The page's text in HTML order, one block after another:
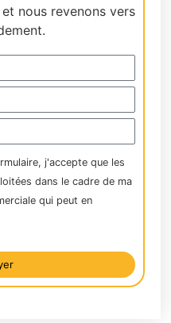
nous revenons vers
j'accepte que les
dans le cadre de ma
qui peut en